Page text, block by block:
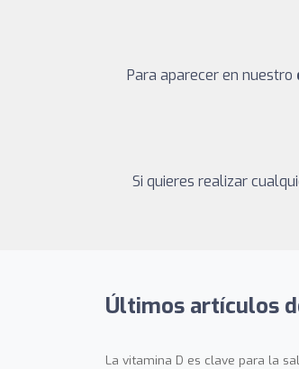
Para aparecer en nuestro
Si quieres realizar
Últimos artículos
La vitamina D es clave para la